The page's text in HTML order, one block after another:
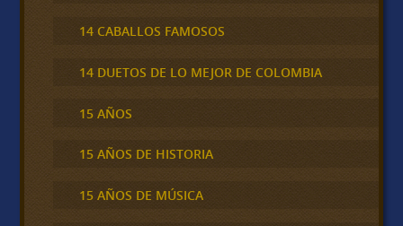
14 CABALLOS FAMOSOS
14 DUETOS DE LO MEJOR DE COLOMBIA
15 AÑOS
15 AÑOS DE HISTORIA
15 AÑOS DE MÚSICA